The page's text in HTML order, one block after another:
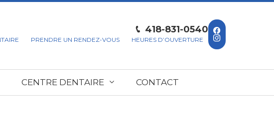
PRENDRE UN RENDEZ-VOUS HEURES D’OUVERTURE
418-831-0540
CENTRE DENTAIRE CONTACT